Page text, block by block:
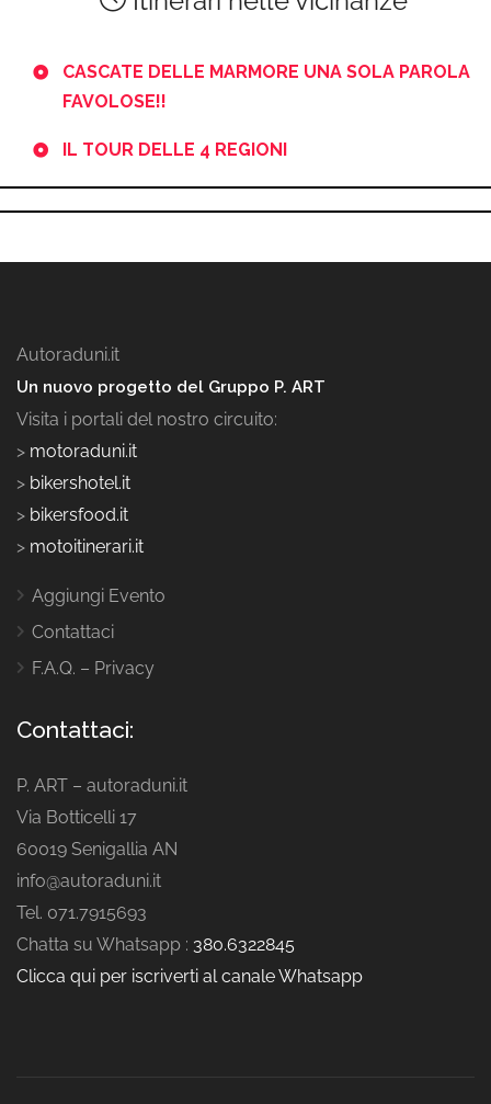
CASCATE DELLE MARMORE UNA SOLA PAROLA
FAVOLOSE!!
IL TOUR DELLE 4 REGIONI
Autoraduni.it
Un nuovo progetto del Gruppo P. ART
Visita i portali del nostro circuito:
> motoraduni.it
> bikershotel.it
> bikersfood.it
> motoitinerari.it
Aggiungi Evento
Contattaci
F.A.Q. – Privacy
Contattaci:
P. ART – autoraduni.it
Via Botticelli 17
60019 Senigallia AN
info@autoraduni.it
Tel. 071.7915693
Chatta su Whatsapp : 380.6322845
Clicca qui per iscriverti al canale Whatsapp